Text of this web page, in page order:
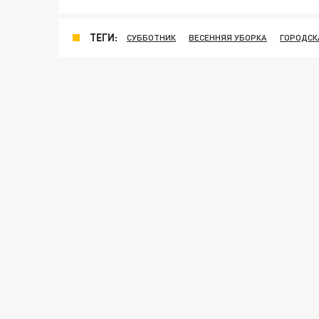
ТЕГИ: СУББОТНИК ВЕСЕННЯЯ УБОРКА